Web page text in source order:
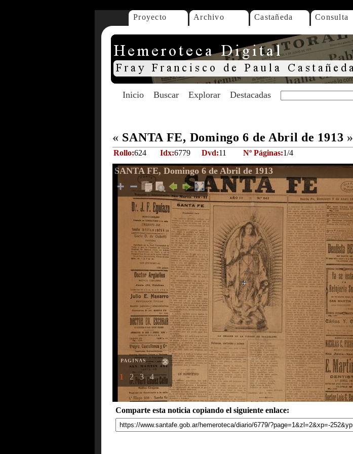
Proyecto Archivo Castañeda Consulta
Inicio Buscar Explorar Destacadas
« SANTA FE, Domingo 6 de Abril de 1913 »
Rollo:624 Idx:6779 Dvd:11 Nº Páginas:1/4
SANTA FE, Domingo 6 de Abril de 1913
PAGINAS
1 2 3 4
Comparte esta noticia copiando el siguiente enlace: